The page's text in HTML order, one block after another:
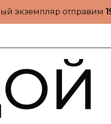
экземпляр отправим